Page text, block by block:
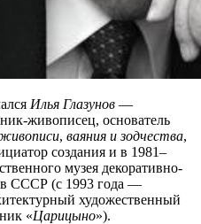
Илья Глазунов —
живописец, основатель
, ваяния и зодчества,
создания и в 1981‒
музея декоративно-
СССР (с 1993 года —
художественный
«Царицыно»).